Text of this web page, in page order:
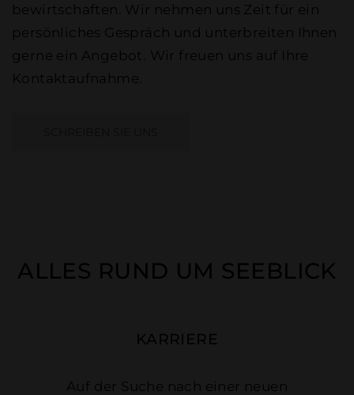
bewirtschaften. Wir nehmen uns Zeit für ein
persönliches Gespräch und unterbreiten Ihnen
gerne ein Angebot. Wir freuen uns auf Ihre
Kontaktaufnahme.
ALLES RUND UM SEEBLICK
KARRIERE
Auf der Suche nach einer neuen